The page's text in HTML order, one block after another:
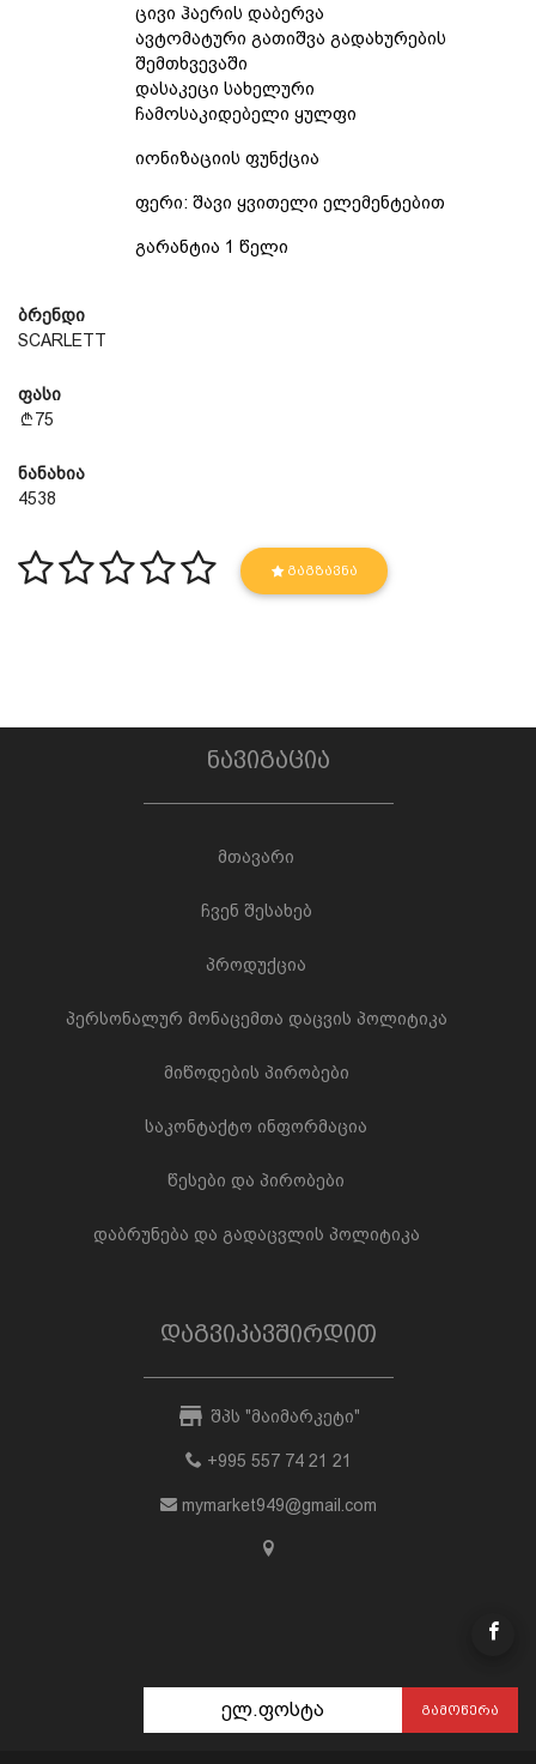
ცივი ჰაერის დაბერვა
ავტომატური გათიშვა გადახურების
შემთხვევაში
დასაკეცი სახელური
ჩამოსაკიდებელი ყულფი
იონიზაციის ფუნქცია
ფერი: შავი ყვითელი ელემენტებით
გარანტია 1 წელი
ბრენდი
SCARLETT
ფასი
75
ნანახია
4538
ᲒᲐᲒᲖᲐᲕᲜᲐ
ნავიგაცია
მთავარი
ჩვენ შესახებ
პროდუქცია
პერსონალურ მონაცემთა დაცვის პოლიტიკა
მიწოდების პირობები
საკონტაქტო ინფორმაცია
წესები და პირობები
დაბრუნება და გადაცვლის პოლიტიკა
დაგვიკავშირდით
შპს "მაიმარკეტი"
+995 557 74 21 21
mymarket949@gmail.com
ᲒᲐᲛᲝᲬᲔᲠᲐ